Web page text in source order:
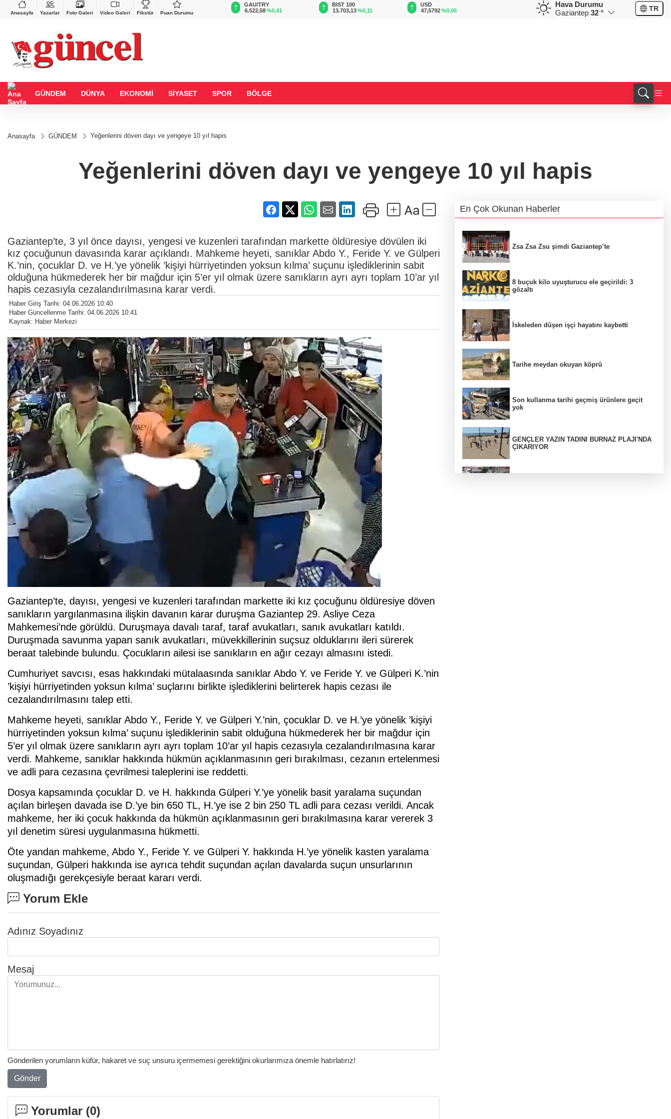
Anasayfa Yazarlar Foto Galeri Video Galeri Fikstür Puan Durumu
%0,37
VND
0,0018
%0,19
GAU/TRY
6.522,58
BIST 100
13.703,13%0,11
USD
47,5792%0,05
EUR
55,0079%0,13 %0,17
58,9238
%0,01
Hava Durumu
Gaziantep 32 ° TR
GÜNDEM DÜNYA EKONOMİ SİYASET SPOR BÖLGE
Anasayfa GÜNDEM Yeğenlerini döven dayı ve yengeye 10 yıl hapis
Yeğenlerini döven dayı ve yengeye 10 yıl hapis
Gaziantep’te, 3 yıl önce dayısı, yengesi ve kuzenleri tarafından markette öldüresiye dövülen iki
kız çocuğunun davasında karar açıklandı. Mahkeme heyeti, sanıklar Abdo Y., Feride Y. ve Gülperi
K.’nin, çocuklar D. ve H.’ye yönelik ’kişiyi hürriyetinden yoksun kılma’ suçunu işlediklerinin sabit
olduğuna hükmederek her bir mağdur için 5’er yıl olmak üzere sanıkların ayrı ayrı toplam 10’ar yıl
hapis cezasıyla cezalandırılmasına karar verdi.
Haber Giriş Tarihi: 04.06.2026 10:40
Haber Güncellenme Tarihi: 04.06.2026 10:41
Kaynak: Haber Merkezi
Gaziantep’te, dayısı, yengesi ve kuzenleri tarafından markette iki kız çocuğunu öldüresiye döven
sanıkların yargılanmasına ilişkin davanın karar duruşma Gaziantep 29. Asliye Ceza
Mahkemesi’nde görüldü. Duruşmaya davalı taraf, taraf avukatları, sanık avukatları katıldı.
Duruşmada savunma yapan sanık avukatları, müvekkillerinin suçsuz olduklarını ileri sürerek
beraat talebinde bulundu. Çocukların ailesi ise sanıkların en ağır cezayı almasını istedi.
Cumhuriyet savcısı, esas hakkındaki mütalaasında sanıklar Abdo Y. ve Feride Y. ve Gülperi K.’nin
’kişiyi hürriyetinden yoksun kılma’ suçlarını birlikte işlediklerini belirterek hapis cezası ile
cezalandırılmasını talep etti.
Mahkeme heyeti, sanıklar Abdo Y., Feride Y. ve Gülperi Y.’nin, çocuklar D. ve H.’ye yönelik ’kişiyi
hürriyetinden yoksun kılma’ suçunu işlediklerinin sabit olduğuna hükmederek her bir mağdur için
5’er yıl olmak üzere sanıkların ayrı ayrı toplam 10’ar yıl hapis cezasıyla cezalandırılmasına karar
verdi. Mahkeme, sanıklar hakkında hükmün açıklanmasının geri bırakılması, cezanın ertelenmesi
ve adli para cezasına çevrilmesi taleplerini ise reddetti.
Dosya kapsamında çocuklar D. ve H. hakkında Gülperi Y.’ye yönelik basit yaralama suçundan
açılan birleşen davada ise D.’ye bin 650 TL, H.’ye ise 2 bin 250 TL adli para cezası verildi. Ancak
mahkeme, her iki çocuk hakkında da hükmün açıklanmasının geri bırakılmasına karar vererek 3
yıl denetim süresi uygulanmasına hükmetti.
Öte yandan mahkeme, Abdo Y., Feride Y. ve Gülperi Y. hakkında H.’ye yönelik kasten yaralama
suçundan, Gülperi hakkında ise ayrıca tehdit suçundan açılan davalarda suçun unsurlarının
oluşmadığı gerekçesiyle beraat kararı verdi.
Yorum Ekle
Adınız Soyadınız
Mesaj
Gönderilen yorumların küfür, hakaret ve suç unsuru içermemesi gerektiğini okurlarımıza önemle hatırlatırız!
Gönder
Yorumlar (0)
En Çok Okunan Haberler
Zsa Zsa Zsu şimdi Gaziantep’te
8 buçuk kilo uyuşturucu ele geçirildi: 3
gözaltı
İskeleden düşen işçi hayatını kaybetti
Tarihe meydan okuyan köprü
Son kullanma tarihi geçmiş ürünlere geçit
yok
GENÇLER YAZIN TADINI BURNAZ PLAJI'NDA
ÇIKARIYOR